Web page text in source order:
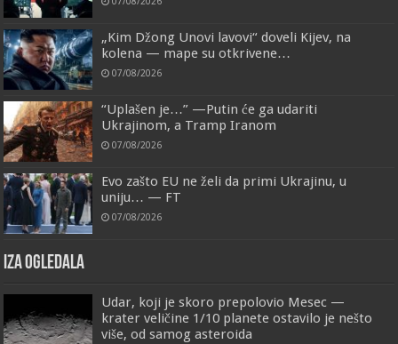
„Kim Džong Unovi lavovi“ doveli Kijev, na
kolena — mape su otkrivene…
07/08/2026
“Uplašen je…” —Putin će ga udariti
Ukrajinom, a Tramp Iranom
07/08/2026
Evo zašto EU ne želi da primi Ukrajinu, u
uniju… — FT
07/08/2026
IZA OGLEDALA
Udar, koji je skoro prepolovio Mesec —
krater veličine 1/10 planete ostavilo je nešto
više, od samog asteroida